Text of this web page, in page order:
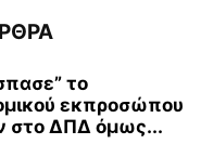
το
εκπροσώπου
στο ΔΠΔ όμως...